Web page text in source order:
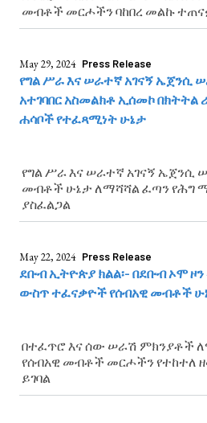
መብቶች መርሖችን ባከበረ መልኩ
May 29, 2024 Press Release
የግል ሥራ እና ሠራተኛ አገናኝ ኤጀንሲ
አተገባበር አስመልክቶ ኢሰመኮ በክትትል
ሐሳቦች የተፈጻሚነት ሁኔታ
የግል ሥራ እና ሠራተኛ አገናኝ ኤጀንሲ
መብቶች ሁኔታ ለማሻሻል ፈጣን የሕግ
ያስፈልጋል
May 22, 2024 Press Release
ደቡብ ኢትዮጵያ ክልል፡- በደቡብ ኦሞ ዞን
ውስጥ ተፈናቃዮች የሰብአዊ መብቶች
በተፈጥሮ እና ሰው ሠራሽ ምክንያቶች
የሰብአዊ መብቶች መርሖችን
ይገባል